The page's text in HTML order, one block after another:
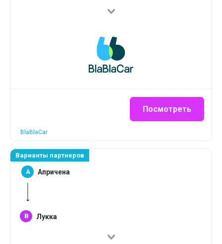
Посмотреть
BlaBlaCar
Варианты партнеров
A Апричена
B Лукка